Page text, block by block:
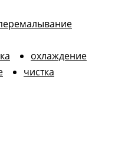
охлаждение
чистка